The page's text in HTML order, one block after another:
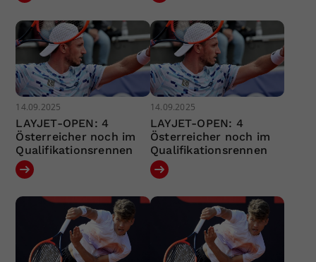
14.09.2025
LAYJET-OPEN: 4
Österreicher noch im
Qualifikationsrennen
14.09.2025
LAYJET-OPEN: 4
Österreicher noch im
Qualifikationsrennen